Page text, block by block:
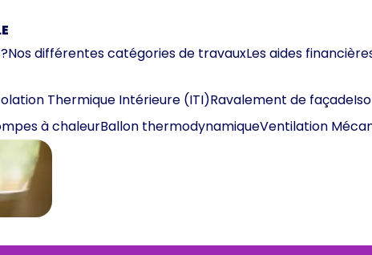
Nos différentes catégories de travauxLes aides
Thermique Intérieure (ITI)Ravalement de façade
à chaleurBallon thermodynamiqueVentilation